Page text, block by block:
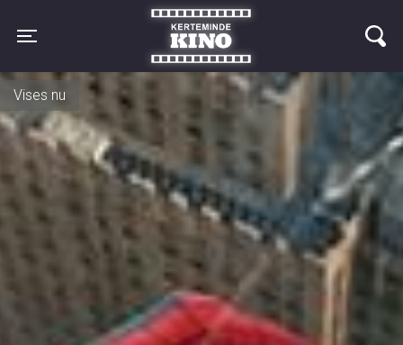
Toggle navigation
Kerteminde Kino
ASTAAFTEN d. 17. august